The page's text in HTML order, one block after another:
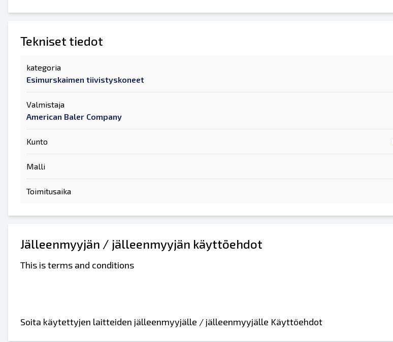
Tekniset tiedot
kategoria
Esimurskaimen tiivistyskoneet
Valmistaja
American Baler Company
Kunto
Malli
Toimitusaika
Jälleenmyyjän / jälleenmyyjän käyttöehdot
This is terms and conditions
Soita käytettyjen laitteiden jälleenmyyjälle / jälleenmyyjälle Käyttöehdot